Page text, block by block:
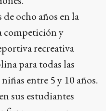
sus estudiantes
y un gran
con quienes
conocer más este
en redes sociales:
o al